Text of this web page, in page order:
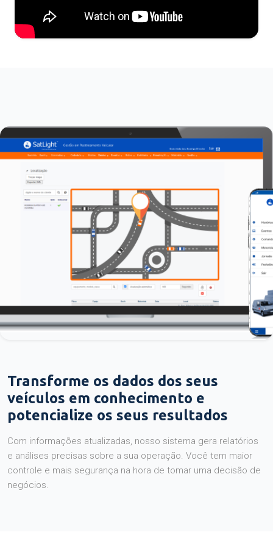
Transforme os dados dos seus
veículos em conhecimento e
potencialize os seus resultados
Com informações atualizadas, nosso sistema gera relatórios
e análises precisas sobre a sua operação. Você tem maior
controle e mais segurança na hora de tomar uma decisão de
negócios.